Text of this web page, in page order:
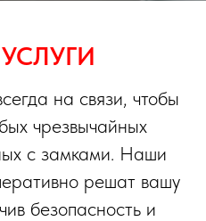
УСЛУГИ
на связи, чтобы
чрезвычайных
с замками. Наши
решат вашу
безопасность и